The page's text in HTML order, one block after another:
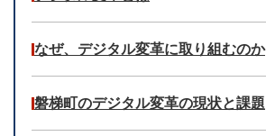
なぜ、デジタル変革に取り組むのか
磐梯町のデジタル変革の現状と課題